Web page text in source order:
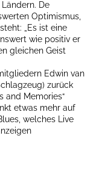
De
Optimismus,
„Es ist eine
wie positiv er
gleichen Geist
Edwin van
zurück
and Memories“
etwas mehr auf
welches Live